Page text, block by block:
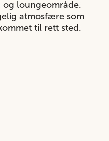
og loungeområde.
atmosfære som
til rett sted.